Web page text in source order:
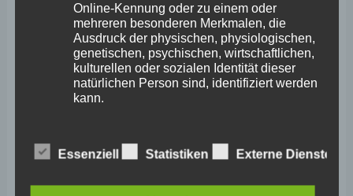
Dezember 2025
November 2025
Oktober 2025
August 2025
Online-Kennung oder zu einem oder
mehreren besonderen Merkmalen, die
Ausdruck der physischen, physiologischen,
genetischen, psychischen, wirtschaftlichen,
kulturellen oder sozialen Identität dieser
natürlichen Person sind, identifiziert werden
kann.
b) betroffene Person
Betroffene Person ist jede identifizierte oder
Essenziell Statistiken Externe Dienste